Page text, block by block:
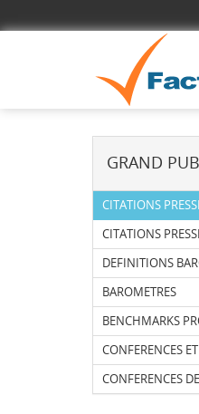
GRAND
CITATIONS
CITATIONS
DEFINITIONS
BAROMETRES
BENCHMARKS
CONFERENCES
CONFERENCES